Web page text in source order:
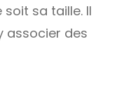
soit sa taille. Il
associer des